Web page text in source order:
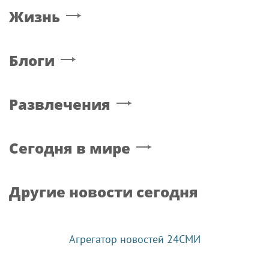
Жизнь
Блоги
Развлечения
Сегодня в мире
Другие новости сегодня
Агрегатор новостей 24СМИ